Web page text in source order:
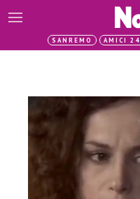
SANREMO AMICI 24